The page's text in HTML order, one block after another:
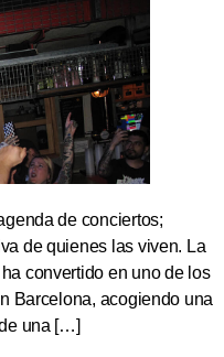
de conciertos;
de quienes las viven. La
convertido en uno de los
Barcelona, acogiendo una
una […]